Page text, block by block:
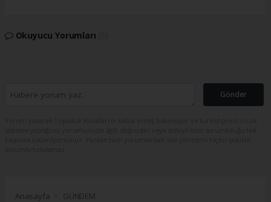
Okuyucu Yorumları
Gönder
Anasayfa GÜNDEM